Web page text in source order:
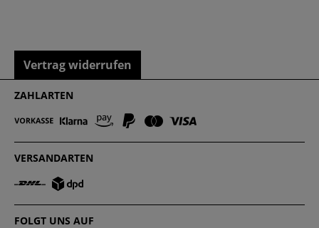
Vertrag widerrufen
ZAHLARTEN
VERSANDARTEN
FOLGT UNS AUF